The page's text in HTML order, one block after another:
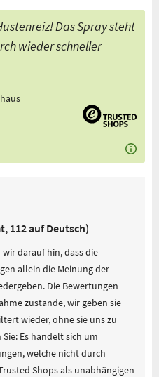
Das Spray steht
wieder schneller
112 auf Deutsch)
darauf hin, dass die
allein die Meinung der
Die Bewertungen
zustande, wir geben sie
wieder, ohne sie uns zu
Es handelt sich um
welche nicht durch
Shops als unabhängigen